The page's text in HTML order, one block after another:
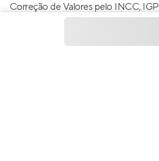
Correção de Valores pelo INCC,